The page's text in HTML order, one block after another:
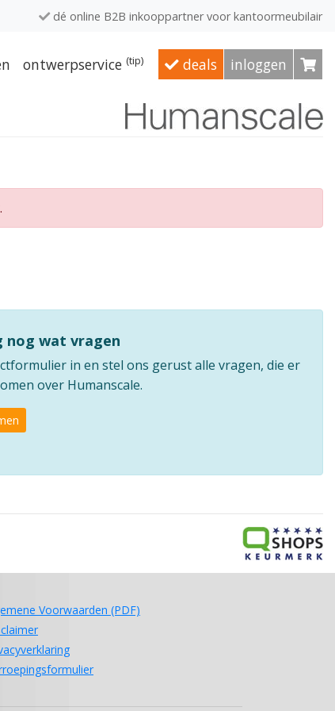
ontwerpservice (tip) deals inloggen
dé online B2B inkooppartner voor kantoormeubilair
nog wat vragen
in en stel ons gerust alle vragen, die er
over Humanscale.
Voorwaarden (PDF)